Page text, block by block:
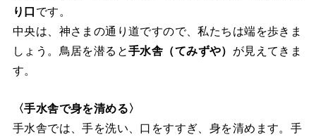
り口です。
中央は、神さまの通り道ですので、私たちは端を歩きま
しょう。鳥居を潜ると手水舎（てみずや） が見えてきま
す。
〈手水舎で身を清める〉
手水舎では、手を洗い、口をすすぎ、身を清めます。手